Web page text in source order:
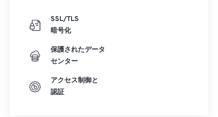
SSL/TLS
暗号化
保護されたデータ
センター
アクセス制御と
認証